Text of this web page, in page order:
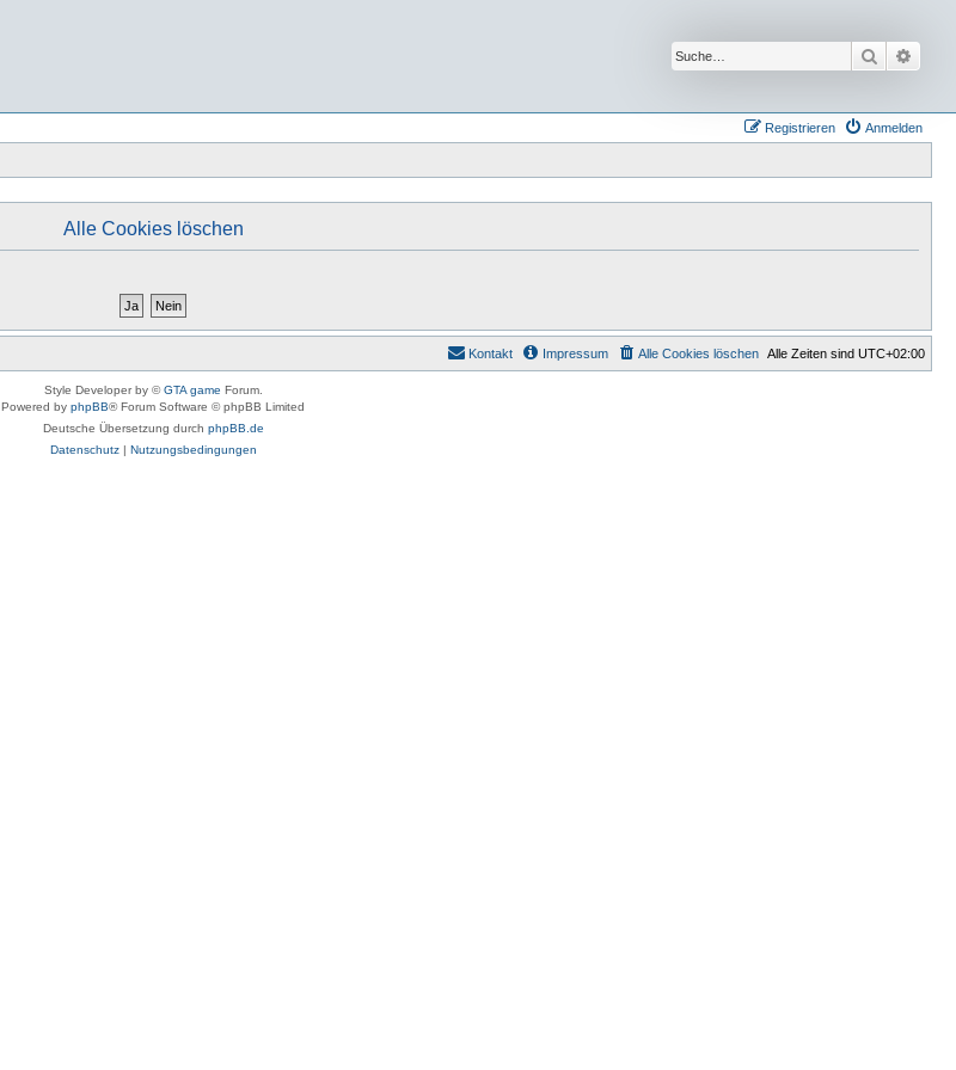
Suche
Anmelden
Registrieren
Alle Cookies löschen
Alle Zeiten sind UTC+02:00
Alle Cookies löschen
Impressum
Kontakt
Style Developer by ©GTA game Forum.
Powered by phpBB® Forum Software © phpBB Limited
Deutsche Übersetzung durch phpBB.de
Datenschutz| Nutzungsbedingungen